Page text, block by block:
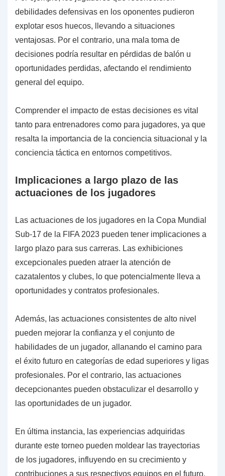
debilidades defensivas en los oponentes pudieron
explotar esos huecos, llevando a situaciones
ventajosas. Por el contrario, una mala toma de
decisiones podría resultar en pérdidas de balón u
oportunidades perdidas, afectando el rendimiento
general del equipo.
Comprender el impacto de estas decisiones es vital
tanto para entrenadores como para jugadores, ya que
resalta la importancia de la conciencia situacional y la
conciencia táctica en entornos competitivos.
Implicaciones a largo plazo de las
actuaciones de los jugadores
Las actuaciones de los jugadores en la Copa Mundial
Sub-17 de la FIFA 2023 pueden tener implicaciones a
largo plazo para sus carreras. Las exhibiciones
excepcionales pueden atraer la atención de
cazatalentos y clubes, lo que potencialmente lleva a
oportunidades y contratos profesionales.
Además, las actuaciones consistentes de alto nivel
pueden mejorar la confianza y el conjunto de
habilidades de un jugador, allanando el camino para
el éxito futuro en categorías de edad superiores y ligas
profesionales. Por el contrario, las actuaciones
decepcionantes pueden obstaculizar el desarrollo y
las oportunidades de un jugador.
En última instancia, las experiencias adquiridas
durante este torneo pueden moldear las trayectorias
de los jugadores, influyendo en su crecimiento y
contribuciones a sus respectivos equipos en el futuro.